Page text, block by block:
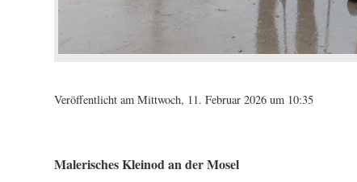
Veröffentlicht am Mittwoch, 11. Februar 2026 um 10:35
Malerisches Kleinod an der Mosel